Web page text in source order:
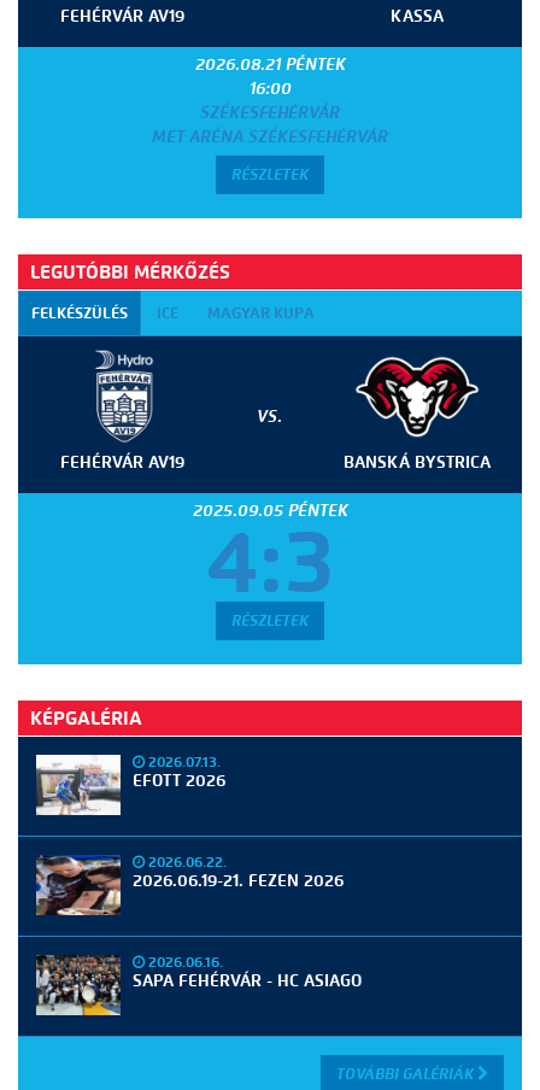
FEHÉRVÁR AV19 KASSA
2026.08.21 PÉNTEK
16:00
SZÉKESFEHÉRVÁR
MET ARÉNA SZÉKESFEHÉRVÁR
RÉSZLETEK
LEGUTÓBBI MÉRKŐZÉS
FELKÉSZÜLÉS ICE MAGYAR KUPA
FEHÉRVÁR AV19
VS.
BANSKÁ BYSTRICA
2025.09.05 PÉNTEK
4:3
RÉSZLETEK
KÉPGALÉRIA
2026.07.13.
EFOTT 2026
2026.06.22.
2026.06.19-21. FEZEN 2026
2026.06.16.
SAPA FEHÉRVÁR - HC ASIAGO
TOVÁBBI GALÉRIÁK